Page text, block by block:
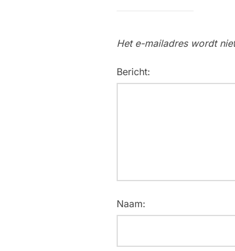
Het e-mailadres wordt
Bericht:
Naam: